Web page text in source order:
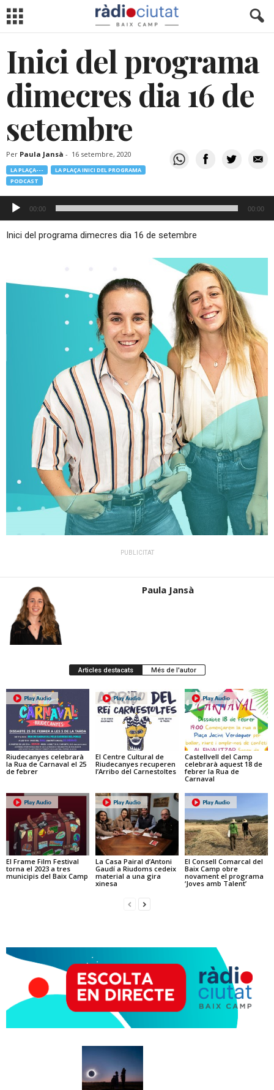
Inici del programa
dimecres dia 16 de
setembre
Per Paula Jansà - 16 setembre, 2020
LA PLAÇA---
LA PLAÇA INICI DEL PROGRAMA
PODCAST
Reproductor
d'àudio
00:00 00:00
Inici del programa dimecres dia 16 de setembre
PUBLICITAT
Paula Jansà
Articles destacats Més de l'autor
Riudecanyes celebrarà
la Rua de Carnaval el 25
de febrer
El Centre Cultural de
Riudecanyes recuperen
l’Arribo del Carnestoltes
Castellvell del Camp
celebrarà aquest 18 de
febrer la Rua de
Carnaval
El Frame Film Festival
torna el 2023 a tres
municipis del Baix Camp
La Casa Pairal d’Antoni
Gaudí a Riudoms cedeix
material a una gira
xinesa
El Consell Comarcal del
Baix Camp obre
novament el programa
‘Joves amb Talent’